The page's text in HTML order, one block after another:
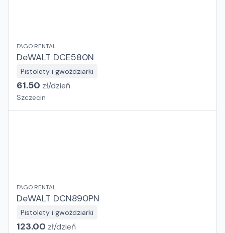
FAGO RENTAL
DeWALT DCE580N
Pistolety i gwożdziarki
61.50 zł/dzień
Szczecin
FAGO RENTAL
DeWALT DCN890PN
Pistolety i gwożdziarki
123.00 zł/dzień